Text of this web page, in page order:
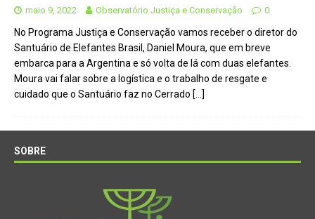
maio 9, 2022 Observatório Justiça e Conservação 0
No Programa Justiça e Conservação vamos receber o diretor do
Santuário de Elefantes Brasil, Daniel Moura, que em breve
embarca para a Argentina e só volta de lá com duas elefantes.
Moura vai falar sobre a logística e o trabalho de resgate e
cuidado que o Santuário faz no Cerrado […]
SOBRE